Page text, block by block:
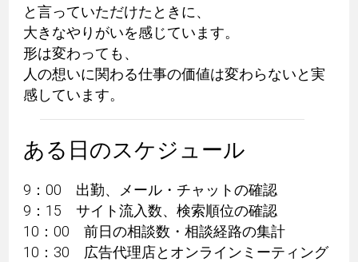
と言っていただけたときに、
大きなやりがいを感じています。
形は変わっても、
人の想いに関わる仕事の価値は変わらないと実
感しています。
ある日のスケジュール
9：00 出勤、メール・チャットの確認
9：15 サイト流入数、検索順位の確認
10：00 前日の相談数・相談経路の集計
10：30 広告代理店とオンラインミーティング